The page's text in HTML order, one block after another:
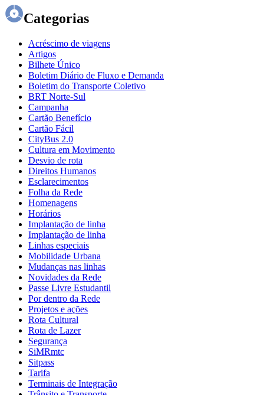
Categorias
Acréscimo de viagens
Artigos
Bilhete Único
Boletim Diário de Fluxo e Demanda
Boletim do Transporte Coletivo
BRT Norte-Sul
Campanha
Cartão Benefício
Cartão Fácil
CityBus 2.0
Cultura em Movimento
Desvio de rota
Direitos Humanos
Esclarecimentos
Folha da Rede
Homenagens
Horários
Implantação de linha
Implantação de linha
Linhas especiais
Mobilidade Urbana
Mudanças nas linhas
Novidades da Rede
Passe Livre Estudantil
Por dentro da Rede
Projetos e ações
Rota Cultural
Rota de Lazer
Segurança
SiMRmtc
Sitpass
Tarifa
Terminais de Integração